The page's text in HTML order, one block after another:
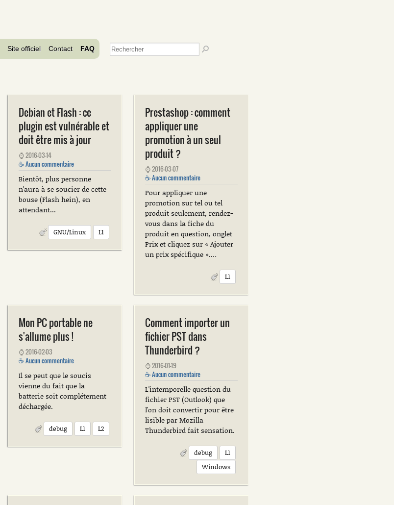
Site officiel Contact FAQ
Debian et Flash : ce
plugin est vulnérable et
doit être mis à jour
⌚2016-03-14
☕Aucun commentaire
Bientôt, plus personne
n'aura à se soucier de cette
bouse (Flash hein), en
attendant...
GNU/Linux L1
Prestashop : comment
appliquer une
promotion à un seul
produit ?
⌚2016-03-07
☕Aucun commentaire
Pour appliquer une
promotion sur tel ou tel
produit seulement, rendez-
vous dans la fiche du
produit en question, onglet
Prix et cliquez sur « Ajouter
un prix spécifique ».…
L1
Mon PC portable ne
s'allume plus !
⌚2016-02-03
☕Aucun commentaire
Il se peut que le soucis
vienne du fait que la
batterie soit complétement
déchargée.
debug L1 L2
Comment importer un
fichier PST dans
Thunderbird ?
⌚2016-01-19
☕Aucun commentaire
L'intemporelle question du
fichier PST (Outlook) que
l'on doit convertir pour être
lisible par Mozilla
Thunderbird fait sensation.
debug
L1
Windows